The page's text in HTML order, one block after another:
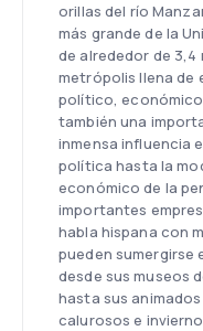
orillas del río
más grande de la
de alrededor de 3,4
metrópolis llena de
político, económico
también una
inmensa influencia
política hasta la
económico de la
importantes
habla hispana con
pueden sumergirse
desde sus museos
hasta sus
calurosos e